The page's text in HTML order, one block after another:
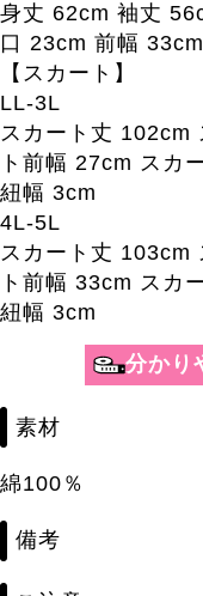
身丈 62cm 袖丈
口 23cm 前幅
【スカート】
LL-3L
スカート丈 102cm
ト前幅 27cm スカ
紐幅 3cm
4L-5L
スカート丈 103cm
ト前幅 33cm スカ
紐幅 3cm
素材
綿100％
備考